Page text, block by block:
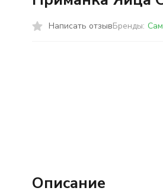
Написать отзывБренды:
Описание